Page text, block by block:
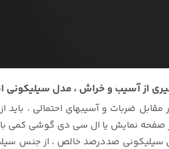
ضربات و آسیبهای احتمالی ، باید
صفحه نمایش یا ال سی دی گوشی کمی